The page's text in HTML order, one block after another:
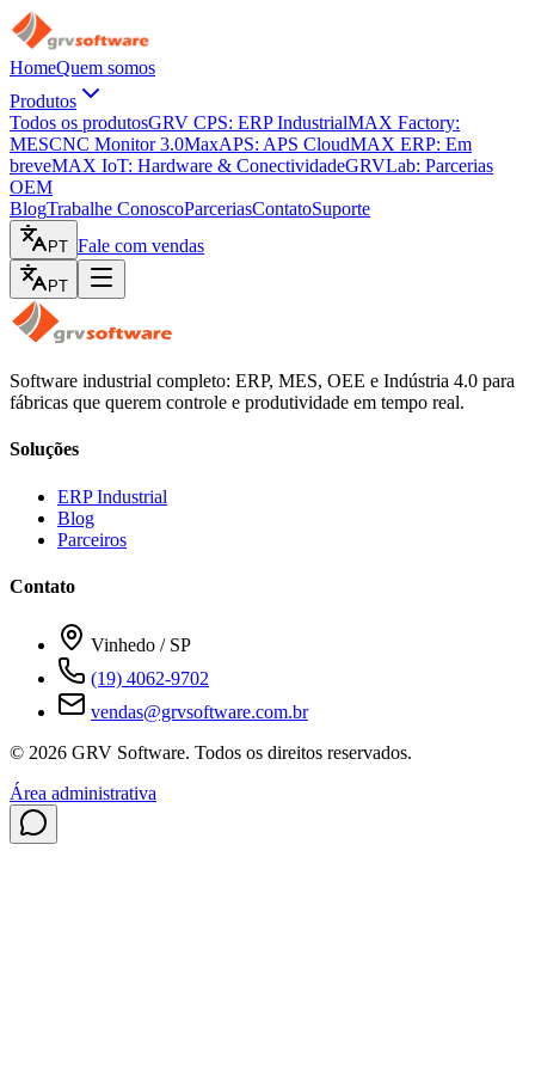
HomeQuem somos
Produtos
Todos os produtosGRV CPS: ERP IndustrialMAX Factory:
MESCNC Monitor 3.0MaxAPS: APS CloudMAX ERP: Em
breveMAX IoT: Hardware & ConectividadeGRVLab: Parcerias
OEM
BlogTrabalhe ConoscoParceriasContatoSuporte
PT Fale com vendas
PT
Software industrial completo: ERP, MES, OEE e Indústria 4.0 para
fábricas que querem controle e produtividade em tempo real.
Soluções
ERP Industrial
Blog
Parceiros
Contato
Vinhedo / SP
(19) 4062-9702
vendas@grvsoftware.com.br
© 2026 GRV Software. Todos os direitos reservados.
Área administrativa